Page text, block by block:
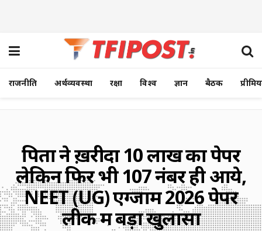
राजनीति अर्थव्यवस्था रक्षा विश्व ज्ञान बैठक
पिता ने ख़रीदा 10 लाख का पेपर
लेकिन फिर भी 107 नंबर ही आये,
NEET (UG) एग्जाम 2026 पेपर
लीक में बड़ा खुलासा